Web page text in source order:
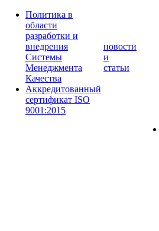
Политика в
области
разработки и
внедрения
Системы
Менеджмента
Качества
Аккредитованный
сертификат ISO
9001:2015
новости
и
статьи